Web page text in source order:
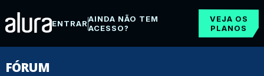
ENTRARAINDA NÃO TEM
ACESSO?
VEJA OS
PLANOS
FÓRUM